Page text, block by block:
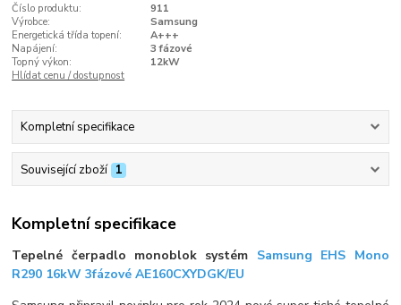
Číslo produktu:
911
Výrobce:
Samsung
Energetická třída topení:
A+++
Napájení:
3 fázové
Topný výkon:
12kW
Hlídat cenu / dostupnost
Kompletní specifikace
Související zboží 1
Kompletní specifikace
Tepelné čerpadlo monoblok systém Samsung EHS Mono
R290 16kW 3fázové AE160CXYDGK/EU